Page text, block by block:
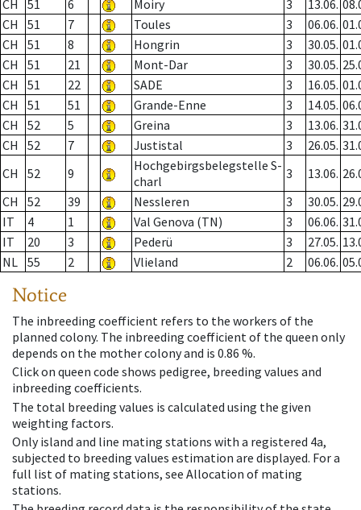
CH 51 6 Moiry 3 13.06.
CH
51 7 Toules 3 06.06.
CH
51 8 Hongrin 3 30.05.
CH
51 21 Mont-Dar 3 30.05.
CH
51 22 SADE 3 16.05.
CH
51 51 Grande-Enne 3 14.05.
CH
52 5 Greina 3 13.06.
CH
52 7 Justistal 3 26.05.
CH
52 9
Hochgebirgsbelegstelle S-
charl
3 13.06.
CH
52 39 Nessleren 3 30.05.
IT
4 1 Val Genova (TN) 3 06.06.
IT
20 3 Pederü 3 27.05.
NL 55 2 Vlieland 2 06.06.
Notice
The inbreeding coefficient refers to the workers of the
planned colony. The inbreeding coefficient of the queen only
depends on the mother colony and is 0.86 %.
Click on queen code shows pedigree, breeding values and
inbreeding coefficients.
The total breeding values is calculated using the given
weighting factors.
Only island and line mating stations with a registered 4a,
subjected to breeding values estimation are displayed. For a
full list of mating stations, see Allocation of mating
stations.